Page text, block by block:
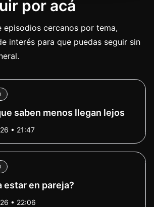
por acá
episodios cercanos por tema,
interés para que puedas seguir sin
saben menos llegan lejos
• 21:47
estar en pareja?
• 22:06